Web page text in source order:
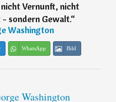
Vernunft, nicht
sondern Gewalt.“
Washington
WhatsApp Bild
Washington